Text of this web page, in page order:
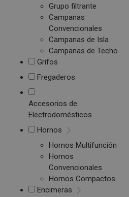
Grupo filtrante
Campanas
Convencionales
Campanas de Isla
Campanas de Techo
Grifos
Fregaderos
Accesorios de
Electrodomésticos
Hornos
Hornos Multifunción
Hornos
Convencionales
Hornos Compactos
Encimeras